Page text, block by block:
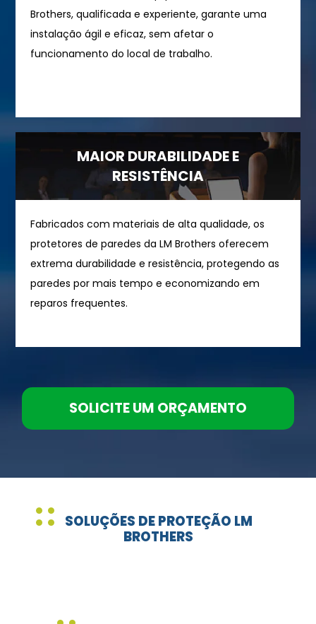
Brothers, qualificada e experiente, garante uma
instalação ágil e eficaz, sem afetar o
funcionamento do local de trabalho.
MAIOR DURABILIDADE E
RESISTÊNCIA
Fabricados com materiais de alta qualidade, os
protetores de paredes da LM Brothers oferecem
extrema durabilidade e resistência, protegendo as
paredes por mais tempo e economizando em
reparos frequentes.
SOLICITE UM ORÇAMENTO
SOLUÇÕES DE PROTEÇÃO LM
BROTHERS